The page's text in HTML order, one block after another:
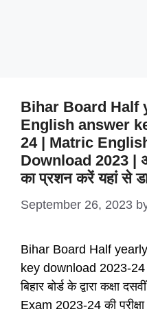
Bihar Board Half
English answer
24 | Matric
Download 2023 |
का प्रशन करें यहां से
September 26, 2023
Bihar Board Half
key download 2023-24 :
बिहार बोर्ड के द्वारा
Exam 2023-24 की